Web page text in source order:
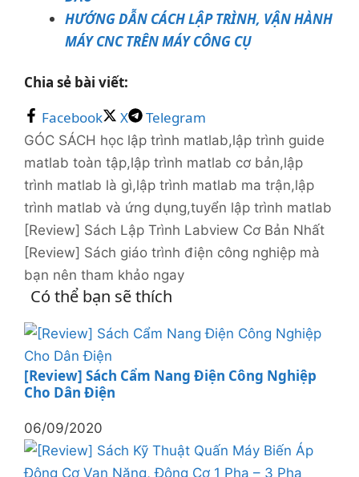
HƯỚNG DẪN CÁCH LẬP TRÌNH, VẬN HÀNH
MÁY CNC TRÊN MÁY CÔNG CỤ
Chia sẻ bài viết:
Facebook
X Telegram
Danh
mục
GÓC SÁCH Thẻ
học lập trình matlab,lập trình guide
matlab toàn tập,lập trình matlab cơ bản,lập
trình matlab là gì,lập trình matlab ma trận,lập
trình matlab và ứng dụng,tuyển lập trình matlab
[Review] Sách Lập Trình Labview Cơ Bản Nhất
[Review] Sách giáo trình điện công nghiệp mà
bạn nên tham khảo ngay
Có thể bạn sẽ thích
[Review] Sách Cẩm Nang Điện Công Nghiệp
Cho Dân Điện
06/09/2020